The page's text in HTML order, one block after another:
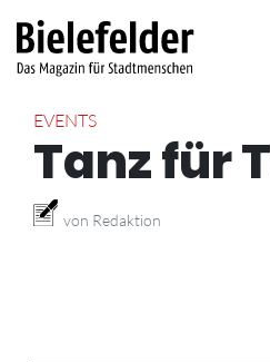
EVENTS
Tanz für
von Redaktion